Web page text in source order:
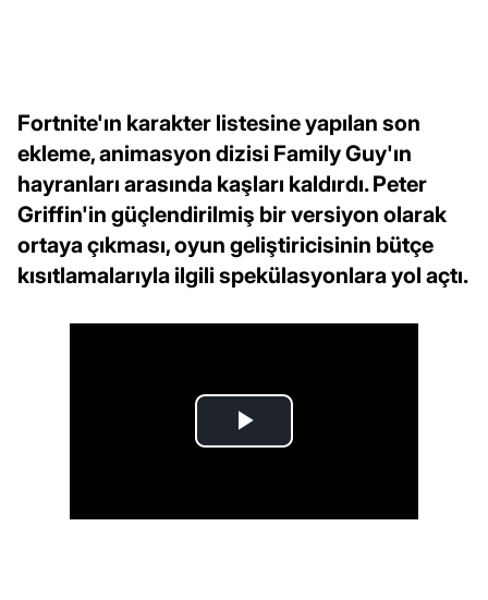
Fortnite'ın karakter listesine yapılan son
ekleme, animasyon dizisi Family Guy'ın
hayranları arasında kaşları kaldırdı. Peter
Griffin'in güçlendirilmiş bir versiyon olarak
ortaya çıkması, oyun geliştiricisinin bütçe
kısıtlamalarıyla ilgili spekülasyonlara yol açtı.